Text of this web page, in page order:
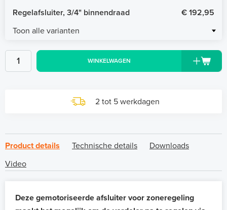
Regelafsluiter, 3/4" binnendraad
€ 192,95
Toon alle varianten
WINKELWAGEN
2 tot 5 werkdagen
Product details Technische details
Downloads
Video
Deze gemotoriseerde afsluiter voor zoneregeling